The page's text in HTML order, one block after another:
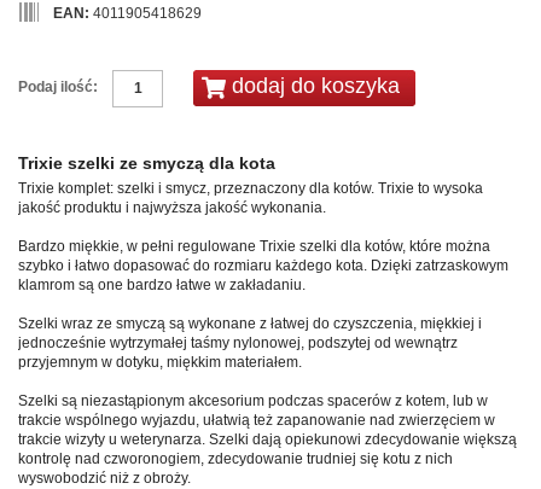
EAN: 4011905418629
Podaj ilość:
Trixie szelki ze smyczą dla kota
Trixie komplet: szelki i smycz, przeznaczony dla kotów. Trixie to wysoka
jakość produktu i najwyższa jakość wykonania.
Bardzo miękkie, w pełni regulowane Trixie szelki dla kotów, które można
szybko i łatwo dopasować do rozmiaru każdego kota. Dzięki zatrzaskowym
klamrom są one bardzo łatwe w zakładaniu.
Szelki wraz ze smyczą są wykonane z łatwej do czyszczenia, miękkiej i
jednocześnie wytrzymałej taśmy nylonowej, podszytej od wewnątrz
przyjemnym w dotyku, miękkim materiałem.
Szelki są niezastąpionym akcesorium podczas spacerów z kotem, lub w
trakcie wspólnego wyjazdu, ułatwią też zapanowanie nad zwierzęciem w
trakcie wizyty u weterynarza. Szelki dają opiekunowi zdecydowanie większą
kontrolę nad czworonogiem, zdecydowanie trudniej się kotu z nich
wyswobodzić niż z obroży.